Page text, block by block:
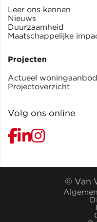
Leer ons kennen
Nieuws
Duurzaamheid
Maatschappelijke
Projecten
Actueel woningaanbod
Projectoverzicht
Volg ons online
© Van